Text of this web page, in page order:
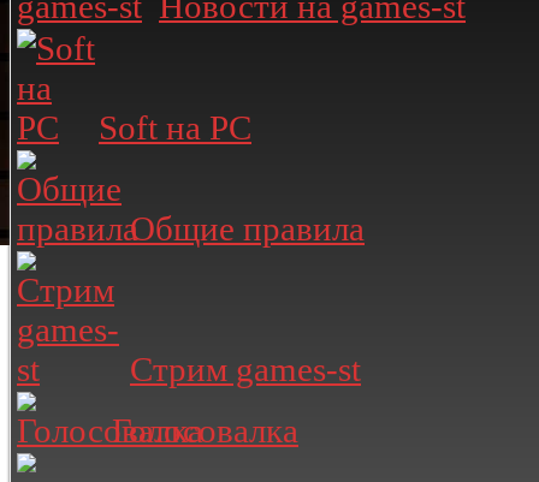
Soft на PC
Общие правила
Стрим games-st
Голосовалка